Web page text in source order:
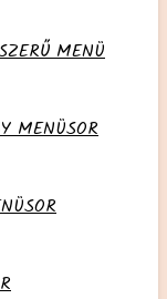
MENÜ
MENÜSOR